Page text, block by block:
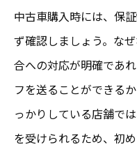
中古車購入時には、保
ず確認しましょう。な
合への対応が明確であ
フを送ることができる
っかりしている店舗で
を受けられるため、初